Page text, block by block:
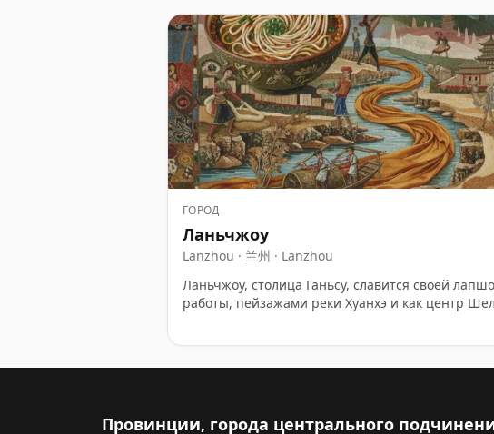
ГОРОД
Ланьчжоу
Lanzhou · 兰州 · Lanzhou
Ланьчжоу, столица Ганьсу, славится своей
работы, пейзажами реки Хуанхэ и как центр
Провинции, города центрального